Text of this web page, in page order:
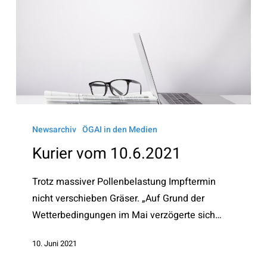
vom
10.6.2021
Newsarchiv ÖGAI in den Medien
Kurier vom 10.6.2021
Trotz massiver Pollenbelastung Impftermin
nicht verschieben Gräser. „Auf Grund der
Wetterbedingungen im Mai verzögerte sich…
10. Juni 2021